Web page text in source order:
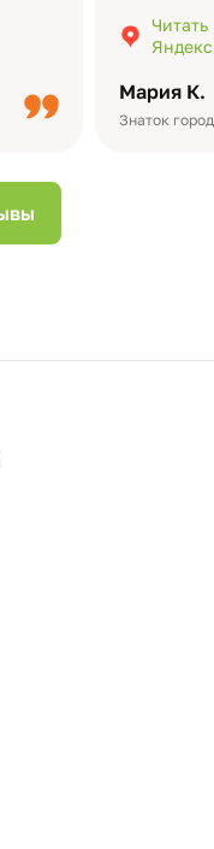
Мария К.
Знаток
добавить
видео с